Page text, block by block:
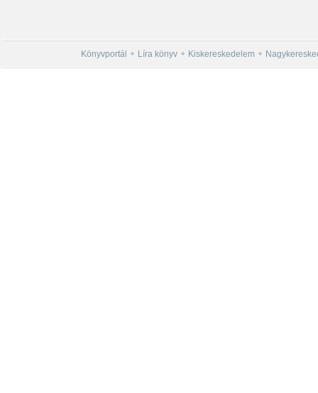
Könyvportál Líra könyv Kiskereskedelem